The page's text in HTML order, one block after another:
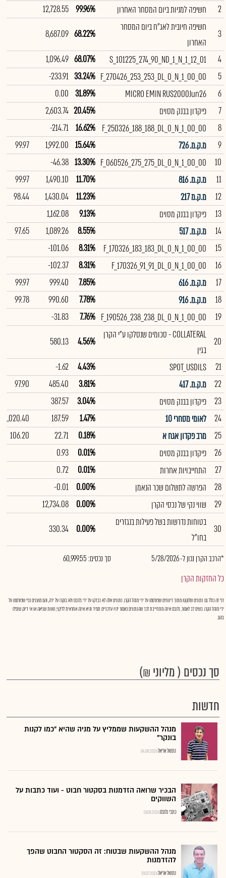
2 חשיפה למניות ביום המסחר האחרון 99.96%
12,728.55
3
חשיפה חיובית לאג"ח ביום המסחר
האחרון
68.22%
8,687.09
4
S_101225_274_90_ND_1_N_1_12_01
68.07%
1,096.49
5
F_270426_253_253_DL_0_N_1_00_00
33.24%
-233.91
6
MICRO EMIN RUS2000Jun26
31.89%
0.00
7
פיקדון בבנק מסוים 20.45%
2,603.74
8
F_250326_188_188_DL_0_N_1_00_00
16.62%
-214.71
9
מ.ק.מ. 726 15.64%
1,992.00
99.97
10
F_060526_275_275_DL_0_N_1_00_00
13.30%
-46.38
11
מ.ק.מ. 816 11.70%
1,490.10
99.97
12
מ.ק.מ 217 11.23%
1,430.04
98.44
13
פיקדון בבנק מסוים 9.13%
1,162.08
14
מ.ק.מ. 517 8.55%
1,089.26
97.65
15
F_170326_183_183_DL_0_N_1_00_00
8.31%
-101.06
16
F_170326_91_91_DL_0_N_1_00_00
8.31%
-102.37
17
מ.ק.מ. 616 7.85%
999.40
99.97
18
מ.ק.מ. 916 7.78%
990.60
99.78
19
F_190526_238_238_DL_0_N_1_00_00
7.76%
-31.83
20
COLLATERAL - סכומים שנסלקו ע"י הקרן
בגין
4.56%
580.13
21
SPOT_USDILS
4.43%
-1.62
22
מ.ק.מ. 417 3.81%
485.40
97.90
23
פיקדון בבנק מסוים 3.04%
387.57
24
לאומי מסחרי 10 1.47%
187.59
1,020.40
25
מרב פקדון אגח א 0.18%
22.71
106.20
26
פיקדון בבנק מסוים 0.01%
0.93
27
התחייבויות אחרות 0.01%
0.72
28
הפרשה לתשלום שכר הנאמן 0.00%
-0.01
29
שווי נקי של נכסי הקרן 0.00%
12,734.08
30
בטוחות נדרשות בשל פעילות בנגזרים
בחו"ל
0.00%
330.34
*הרכב הקרן נכון ל- 5/28/2026 סך נכסים: 60,999.55
כל החזקות הקרן
דף זה כולל גם נתונים שלוקטו מתוך דיווחים שפורסמו על ידי מנהל הקרן. נתונים אלה לא נבדקו על ידי גלובס ולא בוקרו על ידה, והם מוצגים כפי שפורסמו על
ידי מנהל הקרן. בשים לב לאמור, גלובס אינה מתחייבת לכך שהנתונים כאמור יהיו עדכניים תמיד והיא אינה אחראית לליקוי, טעות שגיאה או אי דיוק שנפלו
בהם.
סך נכסים ( מליוני ₪)
חדשות
מנהל ההשקעות שממליץ על מניה שהיא "כמו לקנות
בונקר"
04.08.2026נתנאל אריאל
הבכיר שרואה הזדמנות בסקטור חבוט - ועוד כתבות על
השווקים
01.08.2026כתבי גלובס
מנהל ההשקעות שבטוח: זה הסקטור החבוט שהפך
להזדמנות
28.07.2026נתנאל אריאל